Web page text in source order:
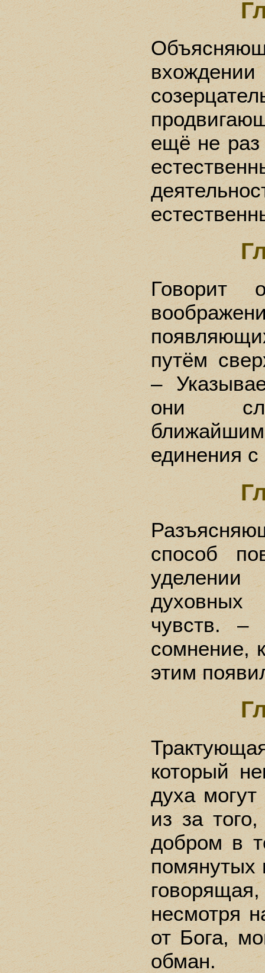
ещё не раз
Говорит
путём
–
они
единения с
способ
чувств. –
сомнение,
этим
который
духа
из за
добром в
помянутых
несмотря
от Бога,
обман.